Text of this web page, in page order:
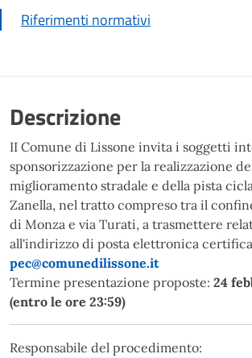
Riferimenti normativi
Descrizione
II Comune di Lissone invita i soggetti
sponsorizzazione per la realizzazione
miglioramento stradale e della pista
Zanella, nel tratto compreso tra il
di Monza e via Turati, a trasmettere
all'indirizzo di posta elettronica
pec@comunedilissone.it
Termine presentazione proposte: 24
(entro le ore 23:59)
Responsabile del procedimento: